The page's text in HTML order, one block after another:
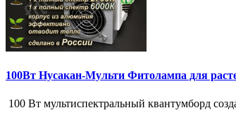
100Вт Нусакан-Мульти Фитолампа для
100 Вт мультиспектральный квантумборд